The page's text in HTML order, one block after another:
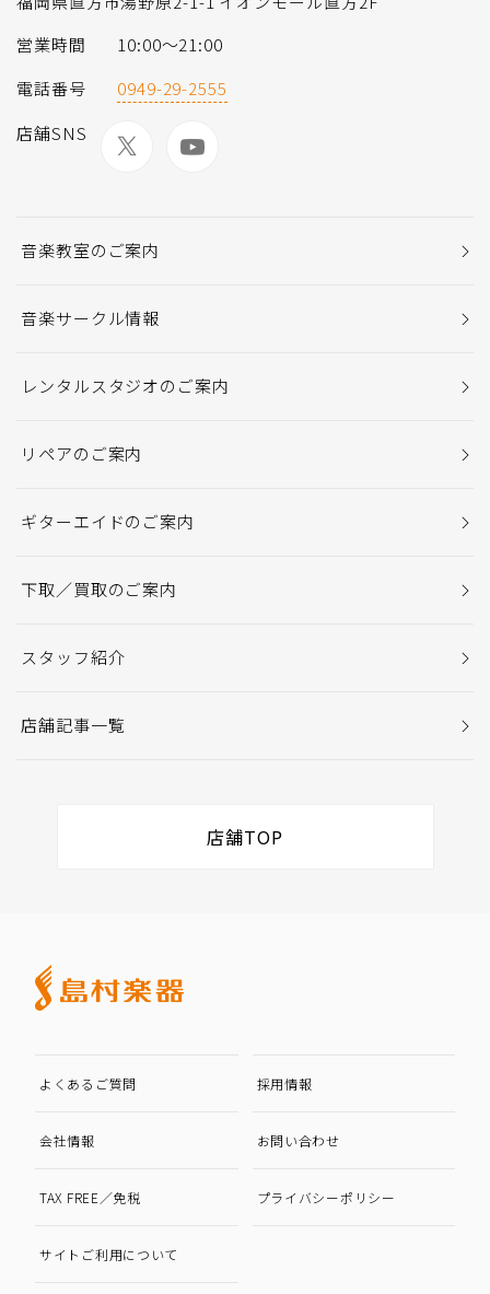
営業時間
10:00～21:00
電話番号
0949-29-2555
店舗SNS
音楽教室のご案内
音楽サークル情報
レンタルスタジオのご案内
リペアのご案内
ギターエイドのご案内
下取／買取のご案内
スタッフ紹介
店舗記事一覧
店舗TOP
よくあるご質問 採用情報
会社情報 お問い合わせ
TAX FREE／免税 プライバシーポリシー
サイトご利用について